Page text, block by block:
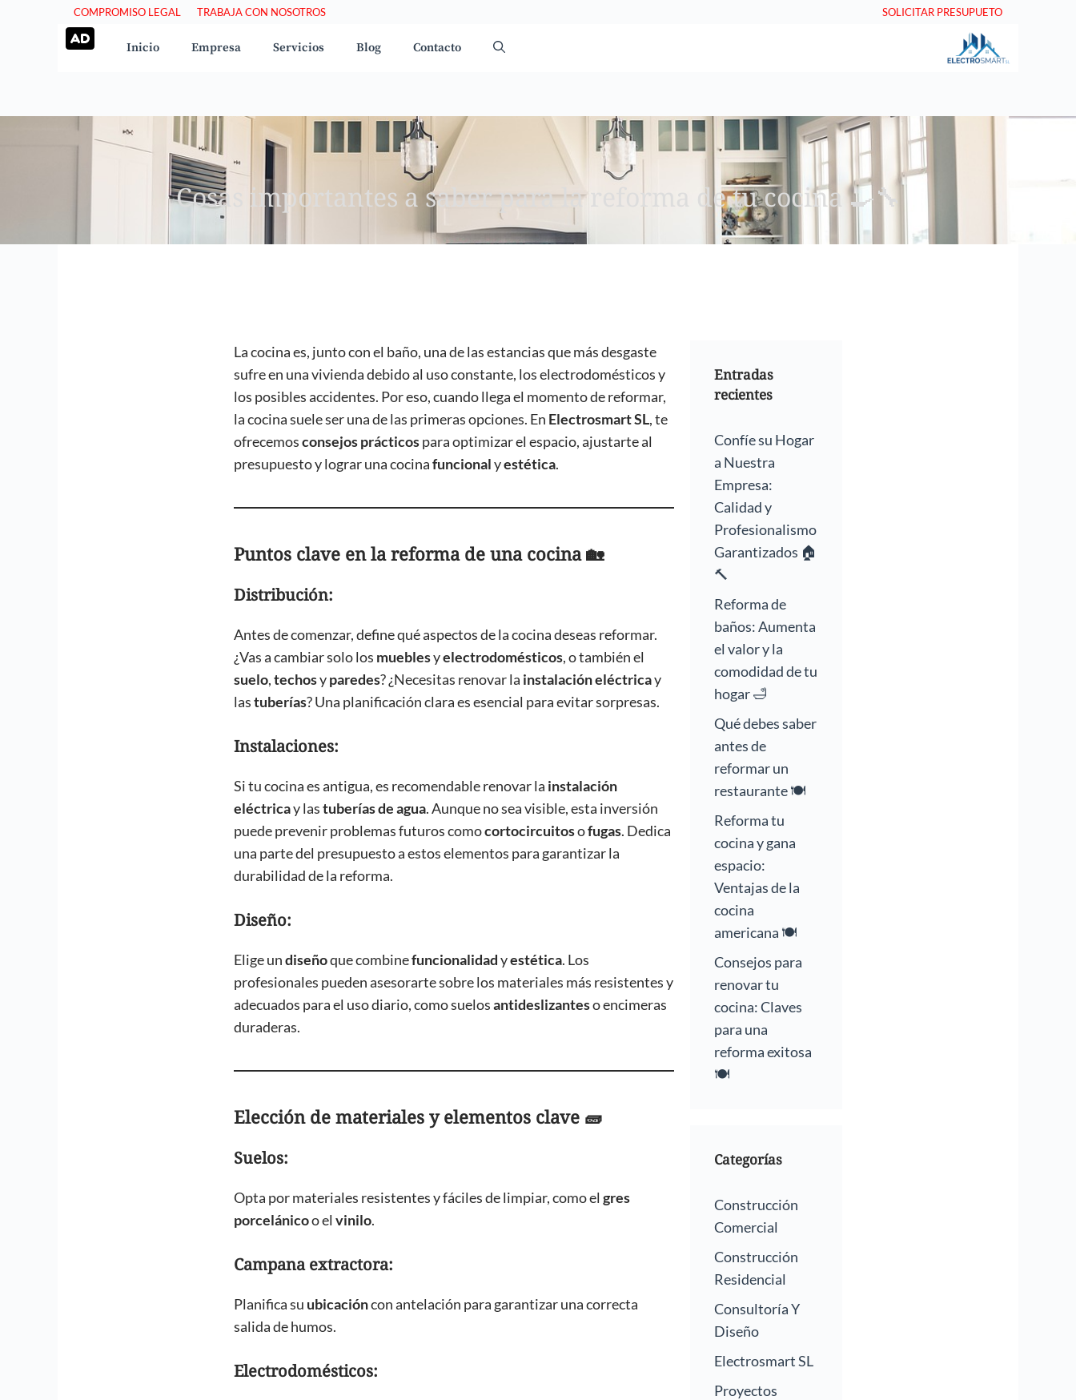
SOLICITAR PRESUPUETO
COMPROMISO LEGAL TRABAJA CON NOSOTROS
Inicio Empresa Servicios Blog Contacto
Cosas importantes a saber para la reforma de tu cocina 🍳🔧
La cocina es, junto con el baño, una de las estancias que más desgaste
sufre en una vivienda debido al uso constante, los electrodomésticos y
los posibles accidentes. Por eso, cuando llega el momento de reformar,
la cocina suele ser una de las primeras opciones. En Electrosmart SL, te
ofrecemosconsejos prácticospara optimizar el espacio, ajustarte al
presupuesto y lograr una cocinafuncionalyestética.
Puntos clave en la reforma de una cocina 🏡
Distribución:
Antes de comenzar, define qué aspectos de la cocina deseas reformar.
¿Vas a cambiar solo los mueblesyelectrodomésticos, o también el
suelo,techosyparedes? ¿Necesitas renovar la instalación eléctricay
lastuberías? Una planificación clara es esencial para evitar sorpresas.
Instalaciones:
Si tu cocina es antigua, es recomendable renovar la instalación
eléctricay lastuberías de agua. Aunque no sea visible, esta inversión
puede prevenir problemas futuros comocortocircuitosofugas. Dedica
una parte del presupuesto a estos elementos para garantizar la
durabilidad de la reforma.
Diseño:
Elige undiseñoque combinefuncionalidadyestética. Los
profesionales pueden asesorarte sobre los materiales más resistentes y
adecuados para el uso diario, como suelosantideslizanteso encimeras
duraderas.
Elección de materiales y elementos clave 🧱
Suelos:
Opta por materiales resistentes y fáciles de limpiar, como el gres
porcelánicoo el vinilo.
Campana extractora:
Planifica su ubicacióncon antelación para garantizar una correcta
salida de humos.
Electrodomésticos:
Entradas
recientes
Confíe su Hogar
a Nuestra
Empresa:
Calidad y
Profesionalismo
Garantizados 🏠
🔨
Reforma de
baños: Aumenta
el valor y la
comodidad de tu
hogar 🛁
Qué debes saber
antes de
reformar un
restaurante 🍽️
Reforma tu
cocina y gana
espacio:
Ventajas de la
cocina
americana 🍽️
Consejos para
renovar tu
cocina: Claves
para una
reforma exitosa
🍽️
Categorías
Construcción
Comercial
Construcción
Residencial
Consultoría Y
Diseño
Electrosmart SL
Proyectos